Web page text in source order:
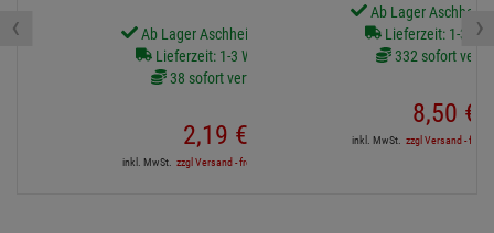
Ab Lager Aschheim lieferbar
Lieferzeit: 1-3 Werktage
38 sofort verfügbar
2,19 €
inkl. MwSt. zzgl Versand - frei ab 90,-€ in DE
Ab Lager
Lieferzeit: 1-3
332 sofort
8,50 €
inkl. MwSt. zzgl Versand - frei
‹ ›